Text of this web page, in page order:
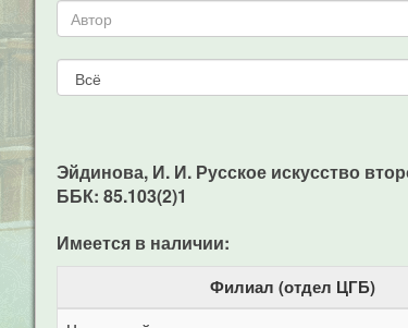
Эйдинова, И. И. Русское искусство
ББК: 85.103(2)1
Имеется в наличии:
Филиал (отдел ЦГБ)